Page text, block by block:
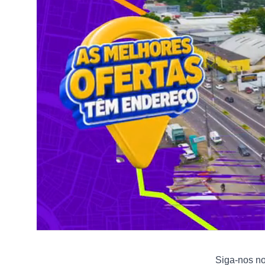
Siga-nos